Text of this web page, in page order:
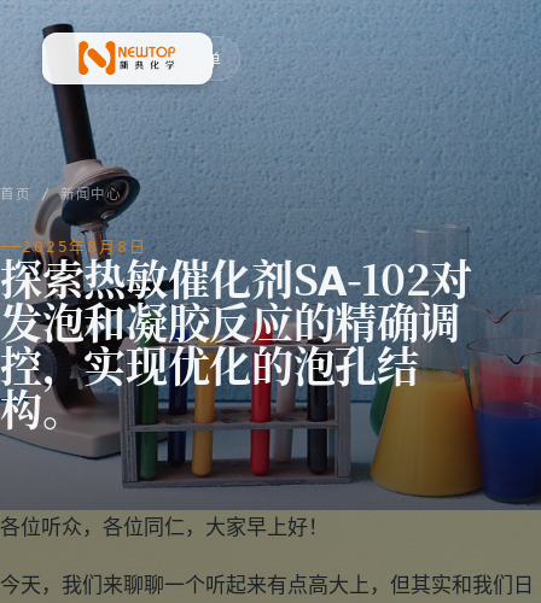
新典化学材料(上海)有限公司
菜单
首页 /新闻中心
2025年8月8日
探索热敏催化剂SA-102对
发泡和凝胶反应的精确调
控，实现优化的泡孔结
构。
各位听众，各位同仁，大家早上好！
今天，我们来聊聊一个听起来有点高大上，但其实和我们日